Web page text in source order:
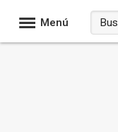
Menú